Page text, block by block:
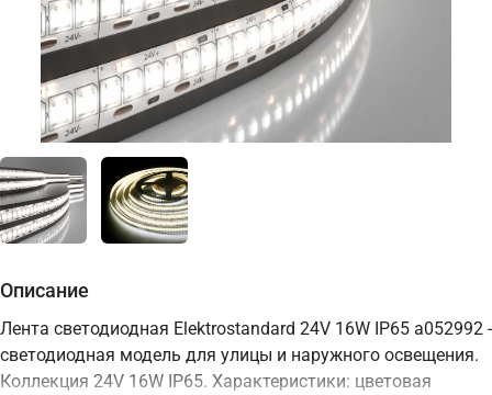
Описание
Лента светодиодная Elektrostandard 24V 16W IP65 a052992 -
светодиодная модель для улицы и наружного освещения.
Коллекция 24V 16W IP65. Характеристики: цветовая